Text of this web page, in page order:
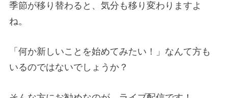
季節が移り替わると、気分も移り変わりますよ
ね。
「何か新しいことを始めてみたい！」なんて方も
いるのではないでしょうか？